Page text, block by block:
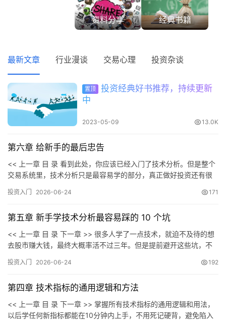
首
页
商
投
资
门
战
略
资料分享 经典书籍
最新文章 行业漫谈 交易心理 投资杂谈
置顶 投资经典好书推荐，持续更新
中
2023-05-09 13.0K
第六章 给新手的最后忠告
<< 上一章 目 录 看到此处，你应该已经入门了技术分析。但是整个
交易系统里，技术分析只是最容易学的部分，真正做好投资还有很
验： 最后，希望你能按照本课程的学习路线图，循序渐进、稳步提
现自己的财富目标。 << 上一章 目…
投资入门 2026-06-24 171
第五章 新手学技术分析最容易踩的 10 个坑
<< 上一章 目 录 下一章 >> 很多人学了一点技术，就迫不及待的想
去股市赚大钱，最终大概率活不过三年。但是提前避开这些坑，不
坑是 90% 的新手都踩过的。 坑1：追求万能指标，以为有一个指标
标”、&…
投资入门 2026-06-24 192
第四章 技术指标的通用逻辑和方法
<< 上一章 目 录 下一章 >> 掌握所有技术指标的通用逻辑和用法，
以后学任何新指标都能在10分钟内上手，不用死记硬背，避免陷入